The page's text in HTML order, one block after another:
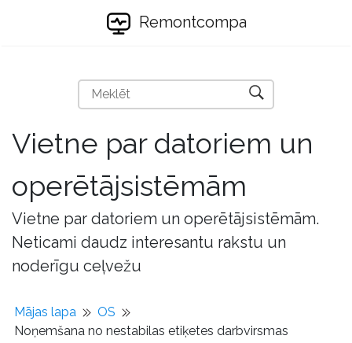
Remontcompa
Vietne par datoriem un
operētājsistēmām
Vietne par datoriem un operētājsistēmām.
Neticami daudz interesantu rakstu un
noderīgu ceļvežu
Mājas lapa
OS
Noņemšana no nestabilas etiķetes darbvirsmas